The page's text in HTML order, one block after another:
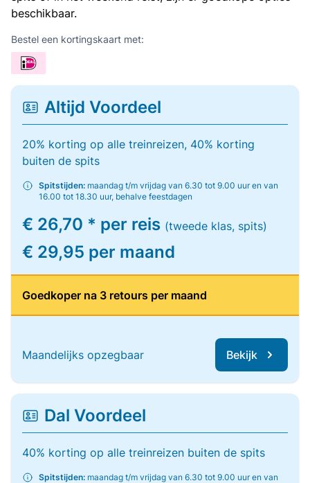
beschikbaar.
Bestel een kortingskaart met:
Altijd Voordeel
20% korting op alle treinreizen, 40% korting
buiten de spits
Spitstijden: maandag t/m vrijdag van 6.30 tot 9.00 uur en van
16.00 tot 18.30 uur, behalve feestdagen
€ 26,70 * per reis (tweede klas, spits)
€ 29,95 per maand
Goedkoper na 3 retours per maand
Maandelijks opzegbaar Bekijk
Dal Voordeel
40% korting op alle treinreizen buiten de spits
Spitstijden: maandag t/m vrijdag van 6.30 tot 9.00 uur en van